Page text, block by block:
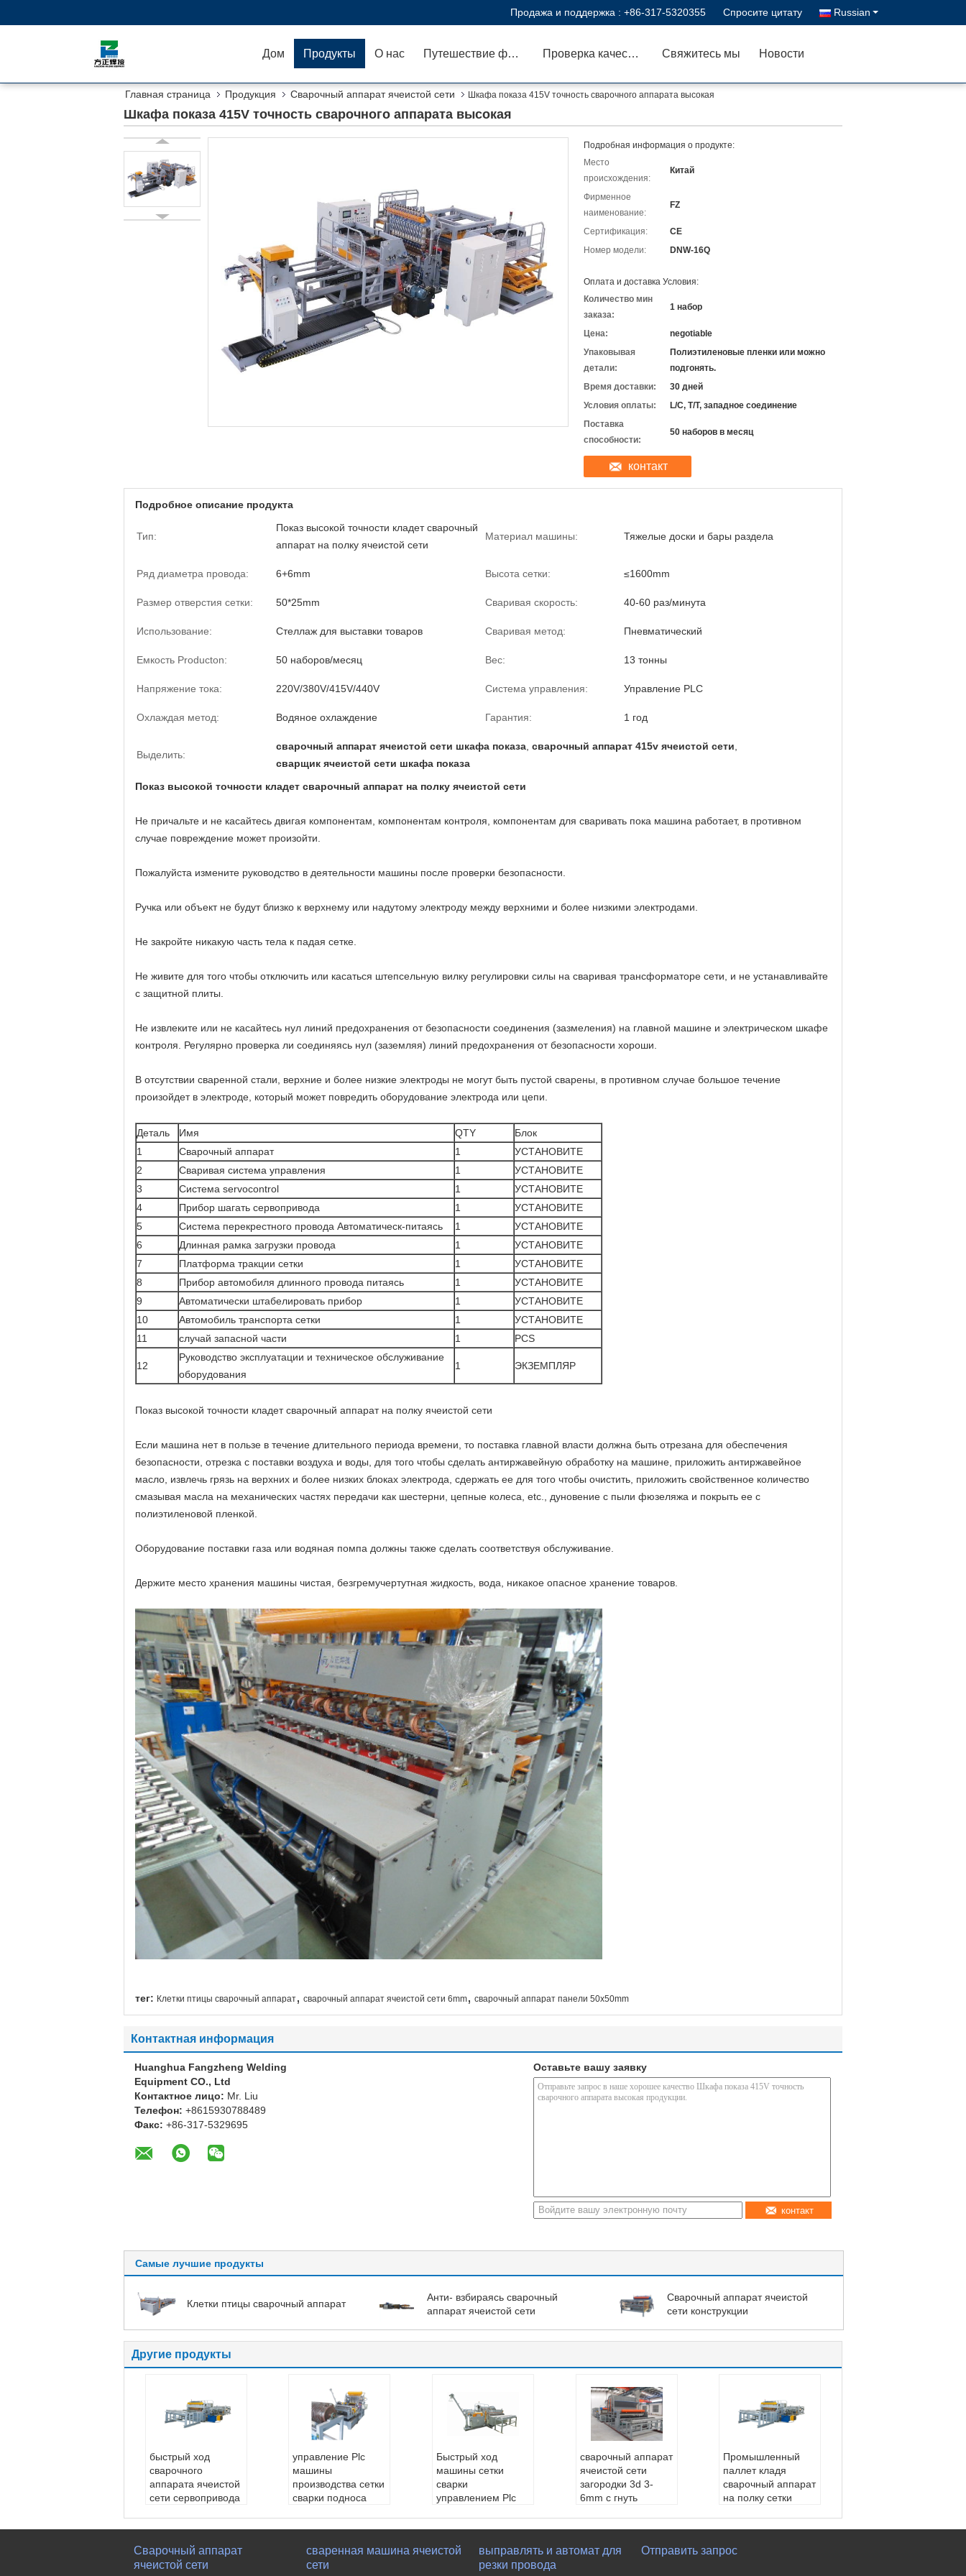
Продажа и поддержка : +86-317-5320355 Спросите цитату Russian
Дом Продукты О нас Путешествие фабрики Проверка качества Свяжитесь мы Новости
Главная страница Продукция Сварочный аппарат ячеистой сети Шкафа показа 415V точность сварочного аппарата высокая
Шкафа показа 415V точность сварочного аппарата высокая
Подробная информация о продукте:
Место
происхождения:
Китай
Фирменное
наименование:
FZ
Сертификация:
CE
Номер модели:
DNW-16Q
Оплата и доставка Условия:
Количество мин
заказа:
1 набор
Цена:
negotiable
Упаковывая
детали:
Полиэтиленовые пленки или можно
подгонять.
Время доставки:
30 дней
Условия оплаты:
L/C, T/T, западное соединение
Поставка
способности:
50 наборов в месяц
контакт
Подробное описание продукта
Тип:
Показ высокой точности кладет сварочный
аппарат на полку ячеистой сети
Материал машины: Тяжелые доски и бары раздела
Ряд диаметра провода: 6+6mm Высота сетки: ≤1600mm
Размер отверстия сетки: 50*25mm Сваривая скорость: 40-60 раз/минута
Использование: Стеллаж для выставки товаров Сваривая метод: Пневматический
Емкость Producton: 50 наборов/месяц Вес: 13 тонны
Напряжение тока: 220V/380V/415V/440V Система управления: Управление PLC
Охлаждая метод: Водяное охлаждение Гарантия: 1 год
Выделить:
сварочный аппарат ячеистой сети шкафа показа сварочный аппарат 415v ячеистой сети
сварщик ячеистой сети шкафа показа
Показ высокой точности кладет сварочный аппарат на полку ячеистой сети
Не причальте и не касайтесь двигая компонентам, компонентам контроля, компонентам для сваривать пока машина работает, в противном
случае повреждение может произойти.
Пожалуйста измените руководство в деятельности машины после проверки безопасности.
Ручка или объект не будут близко к верхнему или надутому электроду между верхними и более низкими электродами.
Не закройте никакую часть тела к падая сетке.
Не живите для того чтобы отключить или касаться штепсельную вилку регулировки силы на сваривая трансформаторе сети, и не устанавливайте
с защитной плиты.
Не извлеките или не касайтесь нул линий предохранения от безопасности соединения (зазмеления) на главной машине и электрическом шкафе
контроля. Регулярно проверка ли соединяясь нул (заземляя) линий предохранения от безопасности хороши.
В отсутствии сваренной стали, верхние и более низкие электроды не могут быть пустой сварены, в противном случае большое течение
произойдет в электроде, который может повредить оборудование электрода или цепи.
Деталь Имя QTY
Блок
1
Сварочный аппарат 1
УСТАНОВИТЕ
2
Сваривая система управления 1
УСТАНОВИТЕ
3
Система servocontrol 1
УСТАНОВИТЕ
4
Прибор шагать сервопривода 1
УСТАНОВИТЕ
5
Система перекрестного провода Автоматическ-питаясь 1
УСТАНОВИТЕ
6
Длинная рамка загрузки провода 1
УСТАНОВИТЕ
7
Платформа тракции сетки 1
УСТАНОВИТЕ
8
Прибор автомобиля длинного провода питаясь 1
УСТАНОВИТЕ
9
Автоматически штабелировать прибор 1
УСТАНОВИТЕ
10
Автомобиль транспорта сетки 1
УСТАНОВИТЕ
11
случай запасной части 1 PCS
12
Руководство эксплуатации и техническое обслуживание
оборудования
1 ЭКЗЕМПЛЯР
Показ высокой точности кладет сварочный аппарат на полку ячеистой сети
Если машина нет в пользе в течение длительного периода времени, то поставка главной власти должна быть отрезана для обеспечения
безопасности, отрезка с поставки воздуха и воды, для того чтобы сделать антиржавейную обработку на машине, приложить антиржавейное
масло, извлечь грязь на верхних и более низких блоках электрода, сдержать ее для того чтобы очистить, приложить свойственное количество
смазывая масла на механических частях передачи как шестерни, цепные колеса, etc., дуновение с пыли фюзеляжа и покрыть ее с
полиэтиленовой пленкой.
Оборудование поставки газа или водяная помпа должны также сделать соответствуя обслуживание.
Держите место хранения машины чистая, безгремучертутная жидкость, вода, никакое опасное хранение товаров.
тег: Клетки птицы сварочный аппарат сварочный аппарат ячеистой сети 6mm сварочный аппарат панели 50x50mm
Контактная информация
Huanghua Fangzheng Welding
Equipment CO., Ltd
Контактное лицо: Mr. Liu
Телефон: +8615930788489
Факс: +86-317-5329695
Оставьте вашу заявку
контакт
Самые лучшие продукты
Клетки птицы сварочный аппарат
Анти- взбираясь сварочный
аппарат ячеистой сети
Сварочный аппарат ячеистой
сети конструкции
Другие продукты
быстрый ход
сварочного
аппарата ячеистой
сети сервопривода
Максимальная ши
рина:: 2500mm
управление Plc
машины
производства сетки
сварки подноса
Максимальная ши
рина::1600mm
Быстрый ход
машины сетки
сварки
управлением Plc
а::1.3-3.8mm
Максимальная ши
сварочный аппарат
ячеистой сети
загородки 3d 3-
6mm с гнуть
еры доступные обс
Промышленный
паллет кладя
сварочный аппарат
на полку сетки
рат ячеистой сети к
Сварочный аппарат
ячеистой сети
сваренная машина ячеистой
сети
выправлять и автомат для
резки провода
Отправить запрос